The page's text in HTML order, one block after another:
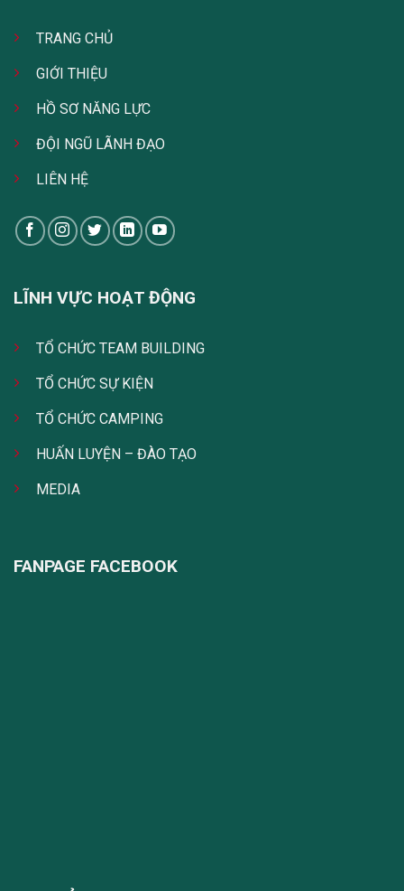
TRANG CHỦ
GIỚI THIỆU
HỒ SƠ NĂNG LỰC
ĐỘI NGŨ LÃNH ĐẠO
LIÊN HỆ
LĨNH VỰC HOẠT ĐỘNG
TỔ CHỨC TEAM BUILDING
TỔ CHỨC SỰ KIỆN
TỔ CHỨC CAMPING
HUẤN LUYỆN – ĐÀO TẠO
MEDIA
FANPAGE FACEBOOK